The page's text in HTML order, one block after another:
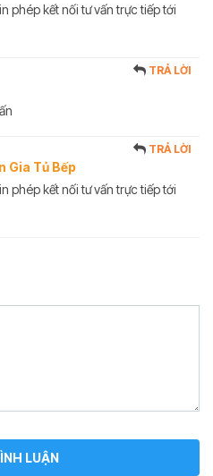
phép kết nối tư vấn trực tiếp tới
TRẢ LỜI
Gia Tủ Bếp
TRẢ LỜI
phép kết nối tư vấn trực tiếp tới